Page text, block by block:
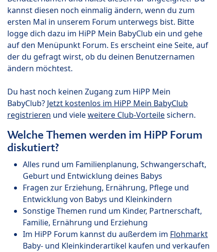
kannst diesen noch einmalig ändern, wenn du zum
ersten Mal in unserem Forum unterwegs bist. Bitte
logge dich dazu im HiPP Mein BabyClub ein und gehe
auf den Menüpunkt Forum. Es erscheint eine Seite, auf
der du gefragt wirst, ob du deinen Benutzernamen
ändern möchtest.
Du hast noch keinen Zugang zum HiPP Mein
BabyClub? Jetzt kostenlos im HiPP Mein BabyClub
registrieren und vieleweitere Club-Vorteilesichern.
Welche Themen werden im HiPP Forum
diskutiert?
Alles rund um Familienplanung, Schwangerschaft,
Geburt und Entwicklung deines Babys
Fragen zur Erziehung, Ernährung, Pflege und
Entwicklung von Babys und Kleinkindern
Sonstige Themen rund um Kinder, Partnerschaft,
Familie, Ernährung und Erziehung
Im HiPP Forum kannst du außerdem im Flohmarkt
Baby- und Kleinkinderartikel kaufen und verkaufen